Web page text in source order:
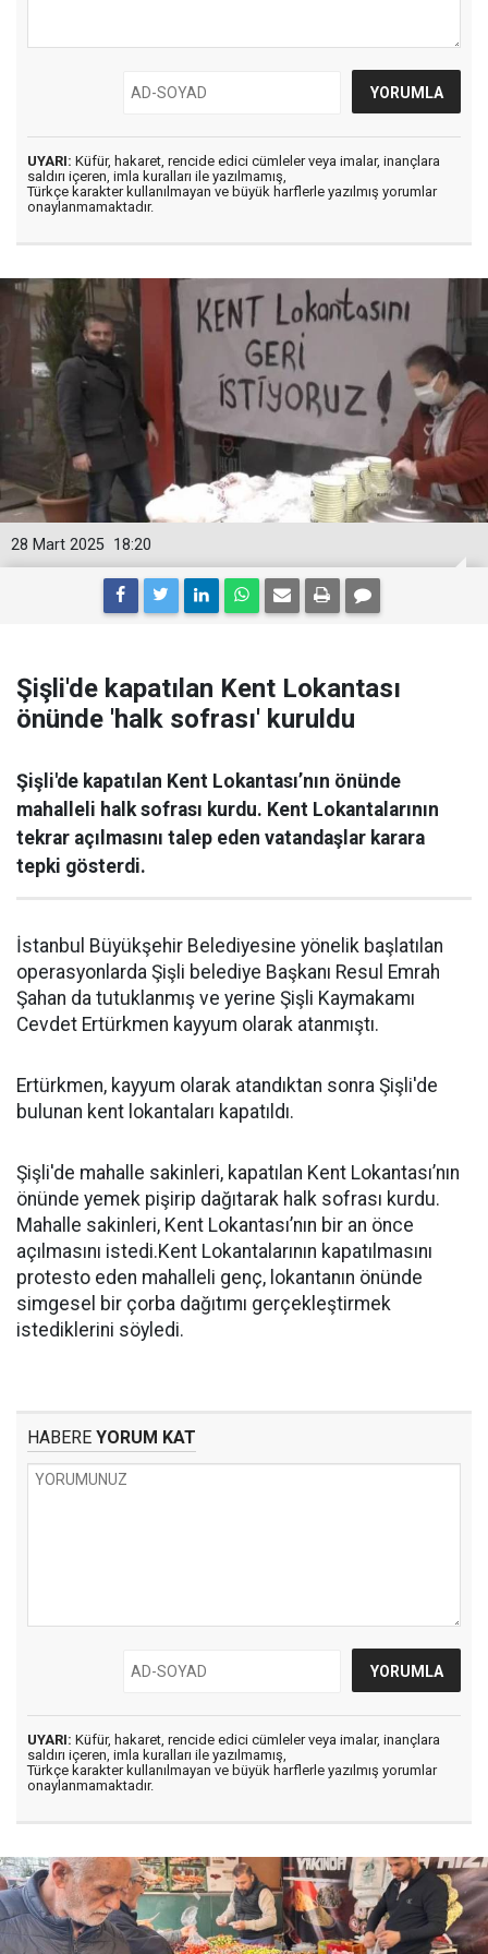
UYARI: Küfür, hakaret, rencide edici cümleler veya imalar, inançlara
saldırı içeren, imla kuralları ile yazılmamış,
Türkçe karakter kullanılmayan ve büyük harflerle yazılmış yorumlar
onaylanmamaktadır.
18:20
28 Mart 2025
Şişli'de kapatılan Kent Lokantası
önünde 'halk sofrası' kuruldu
Şişli'de kapatılan Kent Lokantası’nın önünde
mahalleli halk sofrası kurdu. Kent Lokantalarının
tekrar açılmasını talep eden vatandaşlar karara
tepki gösterdi.
İstanbul Büyükşehir Belediyesine yönelik başlatılan
operasyonlarda Şişli belediye Başkanı Resul Emrah
Şahan da tutuklanmış ve yerine Şişli Kaymakamı
Cevdet Ertürkmen kayyum olarak atanmıştı.
Ertürkmen, kayyum olarak atandıktan sonra Şişli'de
bulunan kent lokantaları kapatıldı.
Şişli'de mahalle sakinleri, kapatılan Kent Lokantası’nın
önünde yemek pişirip dağıtarak halk sofrası kurdu.
Mahalle sakinleri, Kent Lokantası’nın bir an önce
açılmasını istedi.Kent Lokantalarının kapatılmasını
protesto eden mahalleli genç, lokantanın önünde
simgesel bir çorba dağıtımı gerçekleştirmek
istediklerini söyledi.
HABERE YORUM KAT
UYARI: Küfür, hakaret, rencide edici cümleler veya imalar, inançlara
saldırı içeren, imla kuralları ile yazılmamış,
Türkçe karakter kullanılmayan ve büyük harflerle yazılmış yorumlar
onaylanmamaktadır.